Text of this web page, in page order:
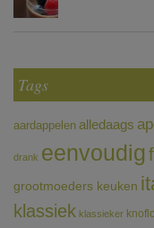
Tags
aardappelen alledaags
drank eenvoudig
grootmoeders keuken
klassiek klassieker